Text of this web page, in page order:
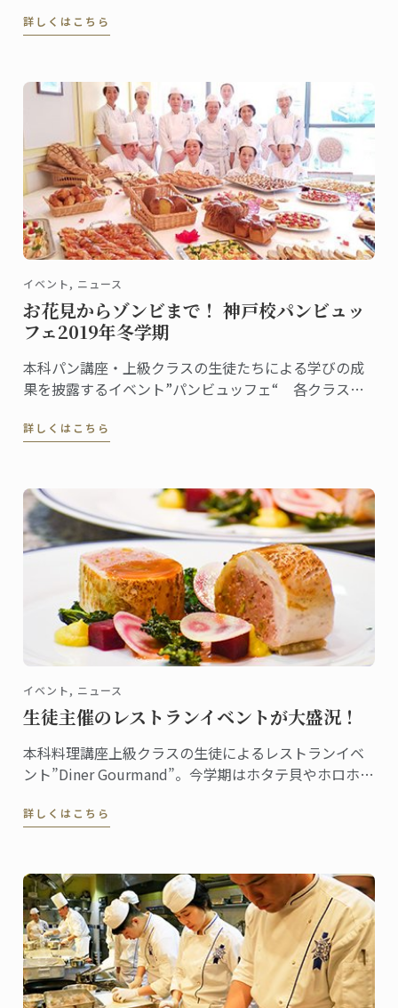
メな人々の間でも評価の高い、この2店舗のオーナーが
詳しくはこちら
イベント, ニュース
お花見からゾンビまで！ 神戸校パンビュッ
フェ2019年冬学期
本科パン講座・上級クラスの生徒たちによる学びの成
果を披露するイベント”パンビュッフェ“ 各クラスで
テーション。
詳しくはこちら
イベント, ニュース
生徒主催のレストランイベントが大盛況！
本科料理講座上級クラスの生徒によるレストランイベ
ント”Diner Gourmand”。今学期はホタテ貝やホロホロ
提供されました。
詳しくはこちら